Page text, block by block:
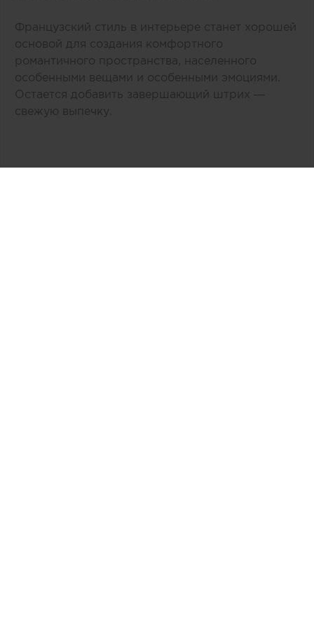
Французский стиль в интерьере станет хорошей
основой для создания комфортного
романтичного пространства, населенного
особенными вещами и особенными эмоциями.
Остается добавить завершающий штрих —
свежую выпечку.